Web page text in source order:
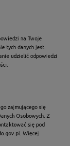
na Twoje
tych danych jest
udzielić odpowiedzi
zajmującego się
Osobowych. Z
się pod
. Więcej